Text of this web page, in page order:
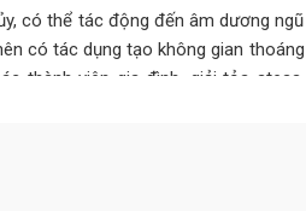
có thể tác động đến âm dương ngũ
có tác dụng tạo không gian thoáng
thành viên gia đình, giải tỏa stess,